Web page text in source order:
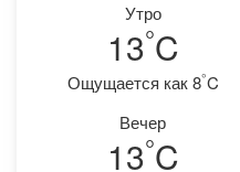
Утро
13°C
Ощущается как 8°C
Вечер
13°C